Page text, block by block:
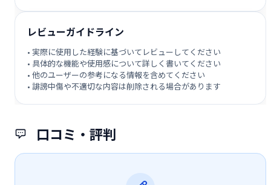
口コミ・評判
レビューガイドライン
• 実際に使用した経験に基づいてレビューしてください
• 具体的な機能や使用感について詳しく書いてください
• 他のユーザーの参考になる情報を含めてください
• 誹謗中傷や不適切な内容は削除される場合があります